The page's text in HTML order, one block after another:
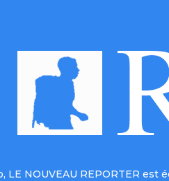
LE NOUVEAU REPORTER